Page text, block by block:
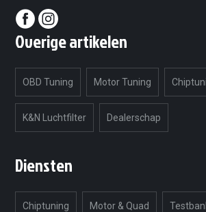
kunnen we de afstelling beter laten
jouw gebruik: dagelijks rijden, meer
of juist extra directe respons.
Overige artikelen
OBD Tuning Motor Tuning
K&N Luchtfilter Dealerschap
Diensten
Chiptuning Motor & Quad